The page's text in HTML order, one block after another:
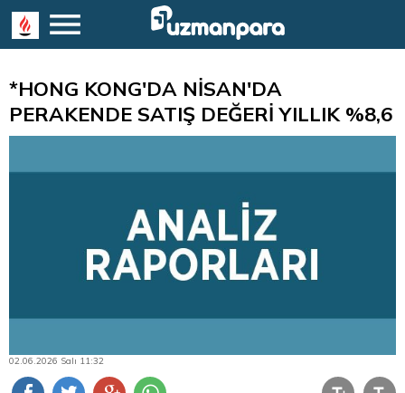
*HONG KONG'DA NİSAN'DA
PERAKENDE SATIŞ DEĞERİ YILLIK %8,6
02.06.2026 Salı 11:32